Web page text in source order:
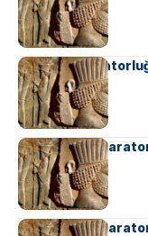
Sasani
Ahameniş
Ahameniş